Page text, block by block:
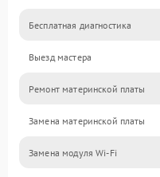
Бесплатная диагностика
Выезд мастера
Ремонт материнской платы
Замена материнской платы
Замена модуля Wi-Fi